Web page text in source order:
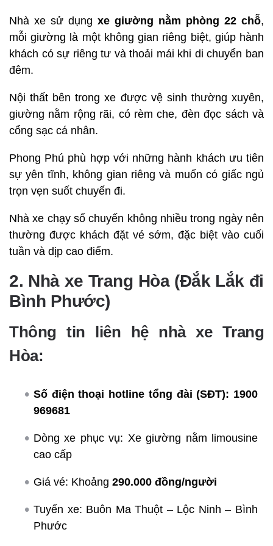
Nhà xe sử dụng xe giường nằm phòng 22 chỗ,
mỗi giường là một không gian riêng biệt, giúp hành
khách có sự riêng tư và thoải mái khi di chuyển ban
đêm.
Nội thất bên trong xe được vệ sinh thường xuyên,
giường nằm rộng rãi, có rèm che, đèn đọc sách và
cổng sạc cá nhân.
Phong Phú phù hợp với những hành khách ưu tiên
sự yên tĩnh, không gian riêng và muốn có giấc ngủ
trọn vẹn suốt chuyến đi.
Nhà xe chạy số chuyến không nhiều trong ngày nên
thường được khách đặt vé sớm, đặc biệt vào cuối
tuần và dịp cao điểm.
2. Nhà xe Trang Hòa (Đắk Lắk đi
Bình Phước)
Thông tin liên hệ nhà xe Trang
Hòa:
Số điện thoại hotline tổng đài (SĐT): 1900
969681
Dòng xe phục vụ: Xe giường nằm limousine
cao cấp
Giá vé: Khoảng 290.000 đồng/người
Tuyến xe: Buôn Ma Thuột – Lộc Ninh – Bình
Phước